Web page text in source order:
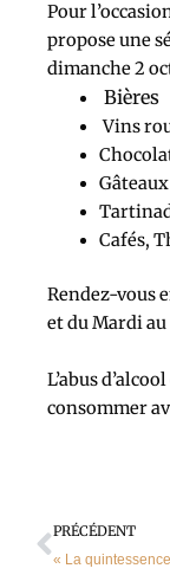
Pour
propose une
dimanche 2
Bières
Vins
Cafés,
Rendez-vous
et du Mardi au
L’abus
consommer
PRÉCÉDENT